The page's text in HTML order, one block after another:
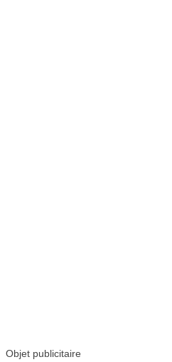
Objet publicitaire